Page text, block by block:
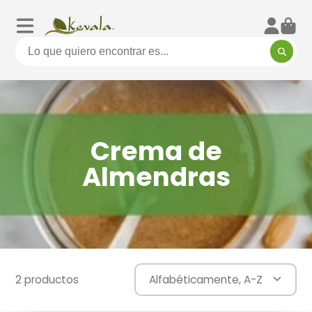
Crema de
Almendras
2 productos Alfabéticamente, A-Z